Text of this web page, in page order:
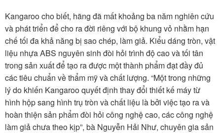
Kangaroo cho biết, hãng đã mất khoảng ba năm nghiên cứu
và phát triển để cho ra đời riêng với bộ khung vỏ nhằm hạn
chế tối đa khả năng bị sao chép, làm giả. Kiểu dáng tròn, vật
liệu nhựa ABS nguyên sinh đòi hỏi trình độ cao và tối tân
trong sản xuất để tạo ra được một thành phẩm đạt đầy đủ
các tiêu chuẩn về thẩm mỹ và chất lượng. “Một trong những
lý do khiến Kangaroo quyết định thay đổi thiết kế máy từ
hình hộp sang hình trụ tròn và chất liệu là bởi việc tạo ra và
hoàn thiện sản phẩm đòi hỏi công nghệ cao, các công nghệ
làm giả chưa theo kịp”, bà Nguyễn Hải Như, chuyên gia sản